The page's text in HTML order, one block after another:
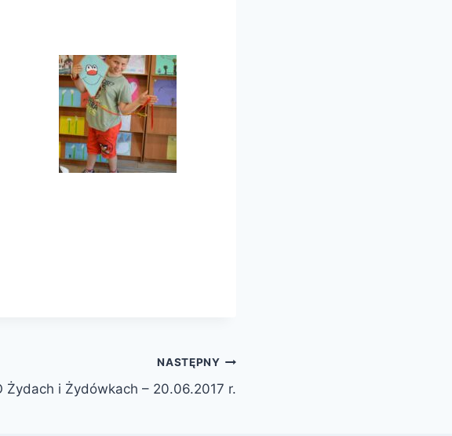
NASTĘPNY
Żydach i Żydówkach – 20.06.2017 r.